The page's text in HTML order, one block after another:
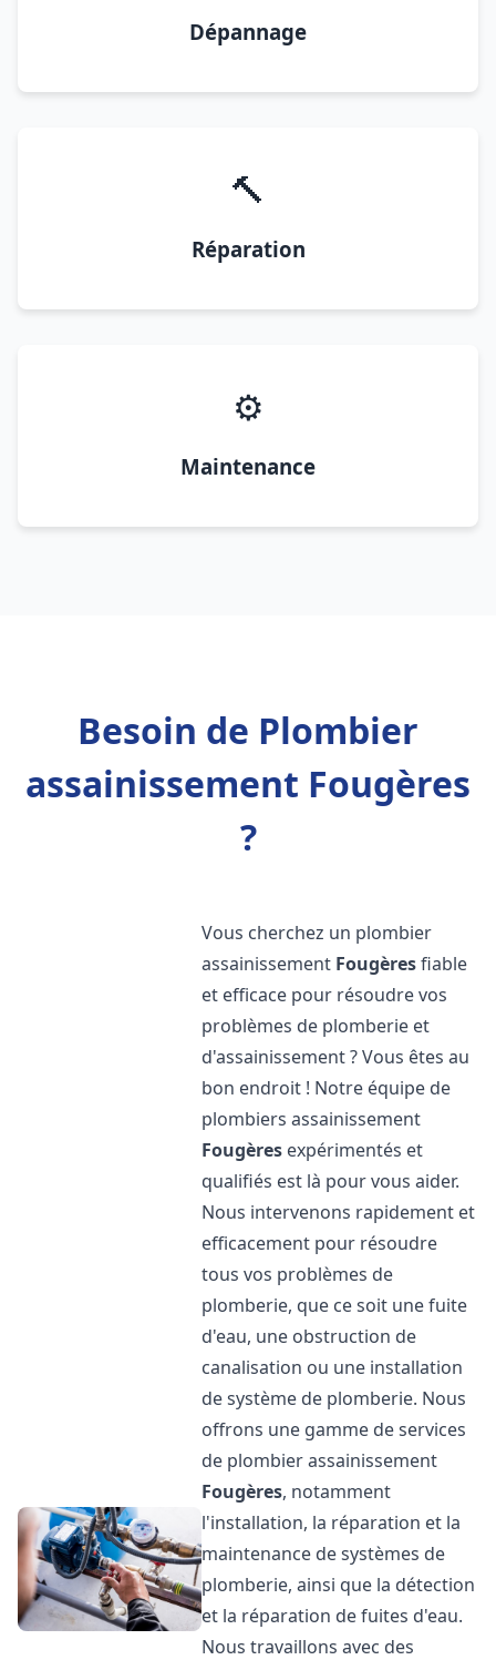
Dépannage
🔨
Réparation
⚙️
Maintenance
Besoin de Plombier
assainissement Fougères
?
Vous cherchez un plombier
assainissement Fougèresfiable
et efficace pour résoudre vos
problèmes de plomberie et
d'assainissement ? Vous êtes au
bon endroit ! Notre équipe de
plombiers assainissement
Fougères expérimentés et
qualifiés est là pour vous aider.
Nous intervenons rapidement et
efficacement pour résoudre
tous vos problèmes de
plomberie, que ce soit une fuite
d'eau, une obstruction de
canalisation ou une installation
de système de plomberie. Nous
offrons une gamme de services
de plombier assainissement
Fougères, notamment
l'installation, la réparation et la
maintenance de systèmes de
plomberie, ainsi que la détection
et la réparation de fuites d'eau.
Nous travaillons avec des